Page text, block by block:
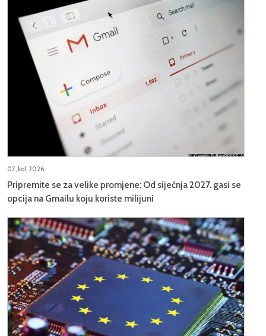
07, kol, 2026
Pripremite se za velike promjene: Od siječnja 2027. gasi se
opcija na Gmailu koju koriste milijuni